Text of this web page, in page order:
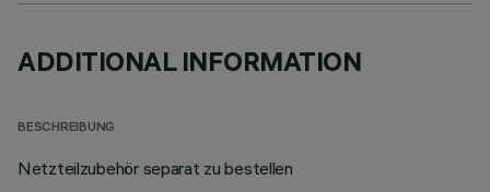
ADDITIONAL INFORMATION
BESCHREIBUNG
Netzteilzubehör separat zu bestellen